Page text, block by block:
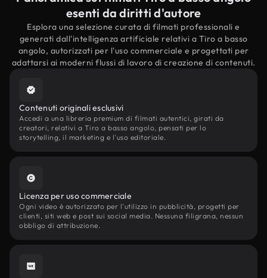
esenti da diritti d'autore
Esplora una selezione curata di filmati professionali e
generati dall'intelligenza artificiale relativi a Tiro a basso
angolo, autorizzati per l'uso commerciale e progettati per
adattarsi ai moderni flussi di lavoro di creazione di contenuti.
Contenuti originali esclusivi
Accedi a una libreria premium di filmati autentici, girati da
creatori, relativi a Tiro a basso angolo, pensati per lo
storytelling, il marketing e l'uso editoriale.
Licenza per uso commerciale
Ogni video è autorizzato per l'utilizzo in pubblicità, progetti per
clienti, siti web e post sui social media. Nessuna filigrana, nessun
obbligo di attribuzione.